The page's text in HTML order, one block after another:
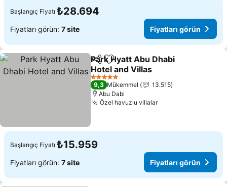
Başlangıç Fiyatı ₺28.694
Fiyatları görün: 7 site Fiyatları görün
PaylaşFavorilerime ekle
Park Hyatt Abu Dhabi
Hotel and Villas
5 Yıldız
9,3 Mükemmel
13.515
Abu Dabi
Özel havuzlu villalar
Başlangıç Fiyatı ₺15.959
Fiyatları görün: 7 site Fiyatları görün